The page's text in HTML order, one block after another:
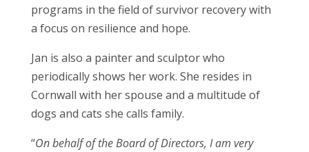
programs in the field of survivor recovery with
a focus on resilience and hope.
Jan is also a painter and sculptor who
periodically shows her work. She resides in
Cornwall with her spouse and a multitude of
dogs and cats she calls family.
“On behalf of the Board of Directors, I am very